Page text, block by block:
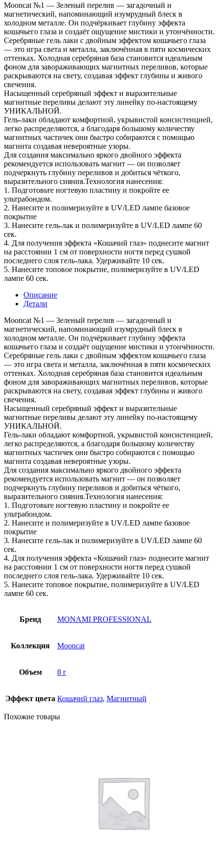
Mooncat №1 — Зеленый перелив — загадочный и
магнетический, напоминающий изумрудный блеск в
холодном металле. Он подчёркивает глубину эффекта
кошачьего глаза и создаёт ощущение мистики и утончённости.
Серебряные гель лаки с двойным эффектом кошачьего глаза
— это игра света и металла, заключённая в пяти космических
оттенках. Холодная серебряная база становится идеальным
фоном для завораживающих магнитных переливов, которые
раскрываются на свету, создавая эффект глубины и живого
свечения.
Насыщенный серебряный эффект и выразительные
магнитные переливы делают эту линейку по-настоящему
УНИКАЛЬНОЙ.
Гель-лаки обладают комфортной, укрывистой консистенцией,
легко распределяются, а благодаря большому количеству
магнитных частичек они быстро собираются с помощью
магнита создавая невероятные узоры.
Для создания максимально яркого двойного эффекта
рекомендуется использовать магнит — он позволяет
подчеркнуть глубину переливов и добиться чёткого,
выразительного сияния.Технология нанесения:
1. Подготовьте ногтевую пластину и покройте ее
ультрабондом.
2. Нанесите и полимеризуйте в UV/LED лампе базовое
покрытие
3. Нанесите гель-лак и полимеризуйте в UV/LED лампе 60
сек.
4. Для получения эффекта «Кошачий глаз» поднесите магнит
на расстоянии 1 см от поверхности ногтя перед сушкой
последнего слоя гель-лака. Удерживайте 10 сек.
5. Нанесите топовое покрытие, полимеризуйте в UV/LED
лампе 60 сек.
Описание
Детали
Mooncat №1 — Зеленый перелив — загадочный и
магнетический, напоминающий изумрудный блеск в
холодном металле. Он подчёркивает глубину эффекта
кошачьего глаза и создаёт ощущение мистики и утончённости.
Серебряные гель лаки с двойным эффектом кошачьего глаза
— это игра света и металла, заключённая в пяти космических
оттенках. Холодная серебряная база становится идеальным
фоном для завораживающих магнитных переливов, которые
раскрываются на свету, создавая эффект глубины и живого
свечения.
Насыщенный серебряный эффект и выразительные
магнитные переливы делают эту линейку по-настоящему
УНИКАЛЬНОЙ.
Гель-лаки обладают комфортной, укрывистой консистенцией,
легко распределяются, а благодаря большому количеству
магнитных частичек они быстро собираются с помощью
магнита создавая невероятные узоры.
Для создания максимально яркого двойного эффекта
рекомендуется использовать магнит — он позволяет
подчеркнуть глубину переливов и добиться чёткого,
выразительного сияния.Технология нанесения:
1. Подготовьте ногтевую пластину и покройте ее
ультрабондом.
2. Нанесите и полимеризуйте в UV/LED лампе базовое
покрытие
3. Нанесите гель-лак и полимеризуйте в UV/LED лампе 60
сек.
4. Для получения эффекта «Кошачий глаз» поднесите магнит
на расстоянии 1 см от поверхности ногтя перед сушкой
последнего слоя гель-лака. Удерживайте 10 сек.
5. Нанесите топовое покрытие, полимеризуйте в UV/LED
лампе 60 сек.
Бренд MONAMI PROFESSIONAL
Коллекция Mooncat
Объем 8 г
Эффект цвета Кошачий глаз, Магнитный
Похожие товары